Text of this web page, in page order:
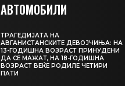
АВТОМОБИЛИ
ТРАГЕДИЈАТА НА
АВГАНИСТАНСКИТЕ ДЕВОЈЧИЊА: НА
13-ГОДИШНА ВОЗРАСТ ПРИНУДЕНИ
ДА СЕ МАЖАТ, НА 18-ГОДИШНА
ВОЗРАСТ ВЕЌЕ РОДИЛЕ ЧЕТИРИ
ПАТИ